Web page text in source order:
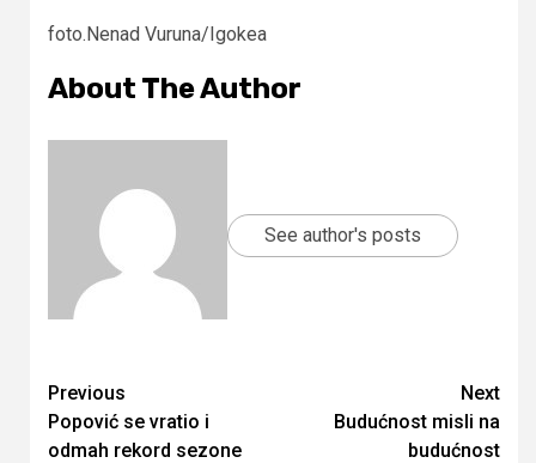
foto.Nenad Vuruna/Igokea
About The Author
See author's posts
Continue
Reading
Previous
Popović se vratio i
odmah rekord sezone
Next
Budućnost misli na
budućnost